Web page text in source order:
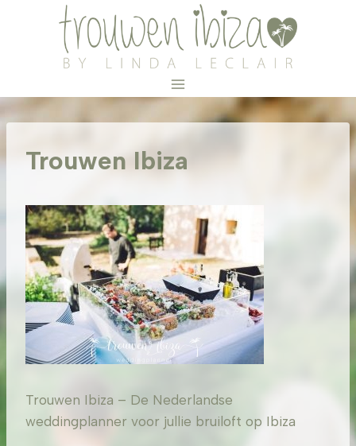
Trouwen Ibiza
Trouwen Ibiza – De Nederlandse
weddingplanner voor jullie bruiloft op Ibiza